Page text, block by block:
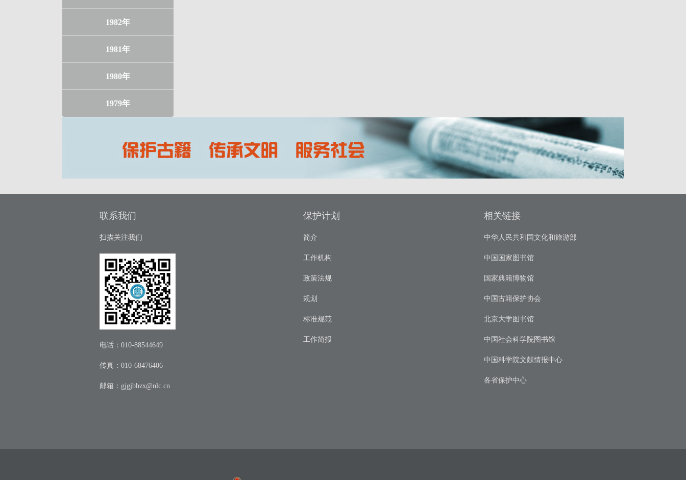
1982年
1981年
1980年
1979年
联系我们
扫描关注我们
电话：010-88544649
传真：010-68476406
邮箱： gjgjbhzx@nlc.cn
保护计划
简介
工作机构
政策法规
规划
标准规范
工作简报
相关链接
中华人民共和国文化和旅游部
中国国家图书馆
国家典籍博物馆
中国古籍保护协会
北京大学图书馆
中国社会科学院图书馆
中国科学院文献情报中心
各省保护中心